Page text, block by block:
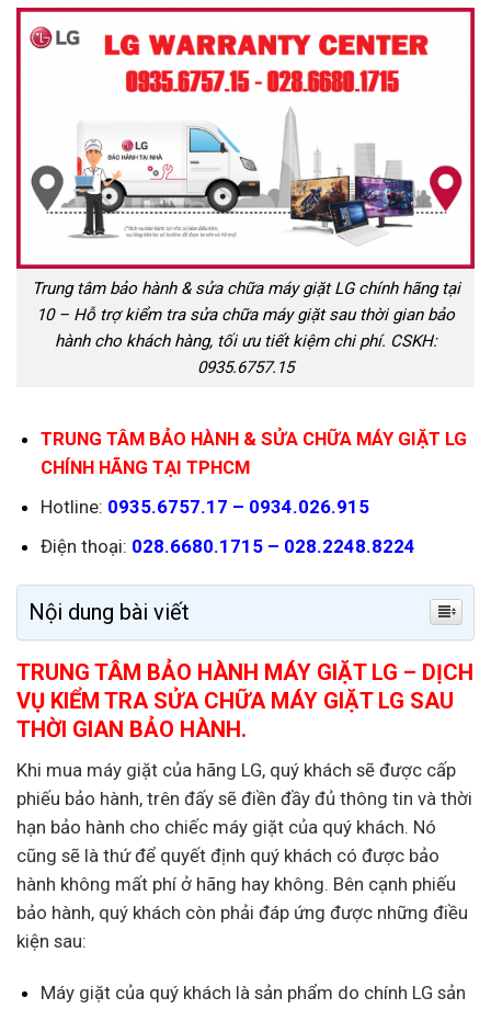
Trung tâm bảo hành & sửa chữa máy giặt LG chính hãng tại
10 – Hỗ trợ kiểm tra sửa chữa máy giặt sau thời gian bảo
hành cho khách hàng, tối ưu tiết kiệm chi phí. CSKH:
0935.6757.15
TRUNG TÂM BẢO HÀNH & SỬA CHỮA MÁY GIẶT LG
CHÍNH HÃNG TẠI TPHCM
Hotline: 0935.6757.17 – 0934.026.915
Điện thoại: 028.6680.1715 – 028.2248.8224
Nội dung bài viết
TRUNG TÂM BẢO HÀNH MÁY GIẶT LG – DỊCH
VỤ KIỂM TRA SỬA CHỮA MÁY GIẶT LG SAU
THỜI GIAN BẢO HÀNH.
Khi mua máy giặt của hãng LG, quý khách sẽ được cấp
phiếu bảo hành, trên đấy sẽ điền đầy đủ thông tin và thời
hạn bảo hành cho chiếc máy giặt của quý khách. Nó
cũng sẽ là thứ để quyết định quý khách có được bảo
hành không mất phí ở hãng hay không. Bên cạnh phiếu
bảo hành, quý khách còn phải đáp ứng được những điều
kiện sau:
Máy giặt của quý khách là sản phẩm do chính LG sản